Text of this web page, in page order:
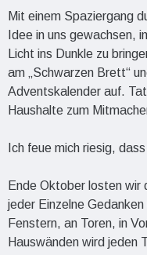
Mit einem Spaziergang
Idee in uns gewachsen,
Licht ins Dunkle zu
am „Schwarzen Brett“
Adventskalender auf.
Haushalte zum
Ich feue mich riesig,
Ende Oktober losten wir
jeder Einzelne Gedanken
Fenstern, an Toren, in
Hauswänden wird jeden